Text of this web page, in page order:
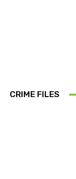
CRIME FILES